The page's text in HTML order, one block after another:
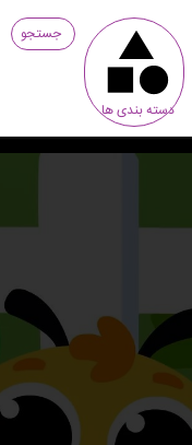
دسته بندی ها
جستجو